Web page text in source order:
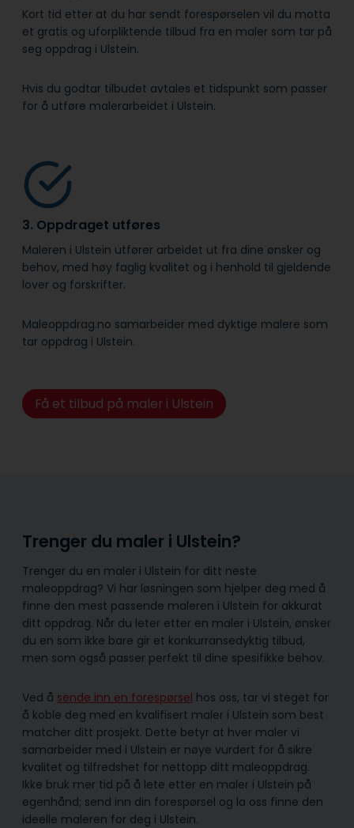
Kort tid etter at du har sendt forespørselen vil du motta
et gratis og uforpliktende tilbud fra en maler som tar på
seg oppdrag i Ulstein.
Hvis du godtar tilbudet avtales et tidspunkt som passer
for å utføre malerarbeidet i Ulstein.
3. Oppdraget utføres
Maleren i Ulstein utfører arbeidet ut fra dine ønsker og
behov, med høy faglig kvalitet og i henhold til gjeldende
lover og forskrifter.
Maleoppdrag.no samarbeider med dyktige malere som
tar oppdrag i Ulstein.
Få et tilbud på maler i Ulstein
Trenger du maler i Ulstein?
Trenger du en maler i Ulstein for ditt neste
maleoppdrag? Vi har løsningen som hjelper deg med å
finne den mest passende maleren i Ulstein for akkurat
ditt oppdrag. Når du leter etter en maler i Ulstein, ønsker
du en som ikke bare gir et konkurransedyktig tilbud,
men som også passer perfekt til dine spesifikke behov.
Ved å sende inn en forespørsel hos oss, tar vi steget for
å koble deg med en kvalifisert maler i Ulstein som best
matcher ditt prosjekt. Dette betyr at hver maler vi
samarbeider med i Ulstein er nøye vurdert for å sikre
kvalitet og tilfredshet for nettopp ditt maleoppdrag.
Ikke bruk mer tid på å lete etter en maler i Ulstein på
egenhånd; send inn din forespørsel og la oss finne den
ideelle maleren for deg i Ulstein.